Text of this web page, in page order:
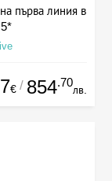
първа линия в
€ / 854.70
лв.